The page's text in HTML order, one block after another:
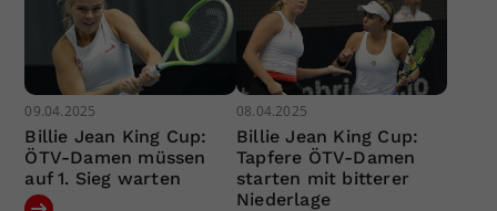
09.04.2025
Billie Jean King Cup:
ÖTV-Damen müssen
auf 1. Sieg warten
08.04.2025
Billie Jean King Cup:
Tapfere ÖTV-Damen
starten mit bitterer
Niederlage